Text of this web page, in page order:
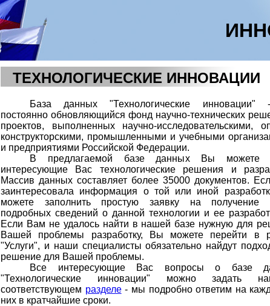
ТЕХНОЛОГИЧЕСКИЕ ИННОВАЦИИ
База данных "Технологические инновации"
постоянно обновляющийся фонд научно-технических
проектов, выполненных научно-исследовательскими,
конструкторскими, промышленными и учебными
и предприятиями Российской Федерации.
В предлагаемой базе данных Вы можете
интересующие Вас технологические решения и
Массив данных составляет более 35000 документов.
заинтересовала информация о той или иной
можете заполнить простую заявку на получение
подробных сведений о данной технологии и ее
Если Вам не удалось найти в нашей базе нужную для
Вашей проблемы разработку, Вы можете перейти в
"Услуги", и наши специалисты обязательно найдут
решение для Вашей проблемы.
Все интересующие Вас вопросы о базе
"Технологические инновации" можно задать
соответствующем разделе- мы подробно ответим на
них в кратчайшие сроки.